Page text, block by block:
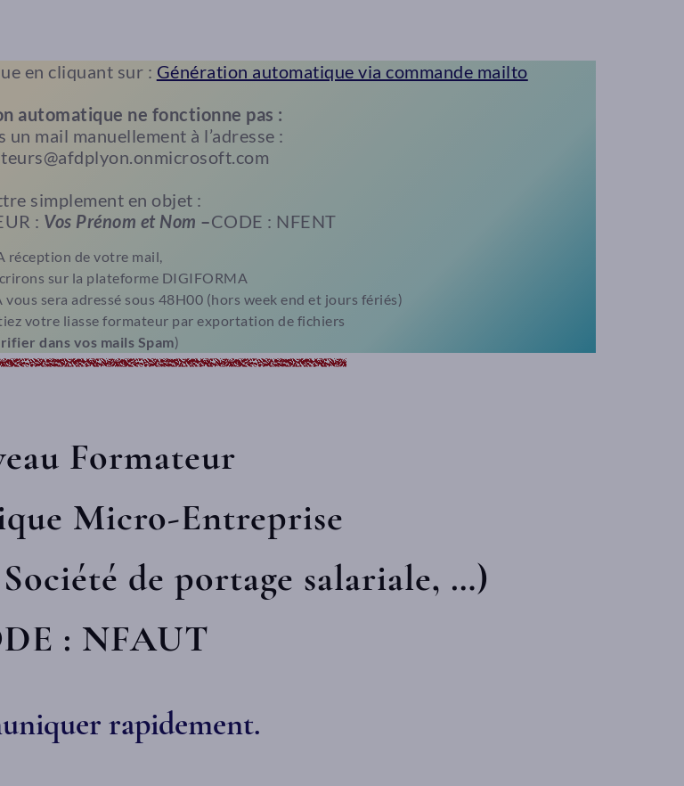
en cliquant sur : Génération automatique via commande mailto
automatique ne fonctionne pas :
un mail manuellement à l’adresse :
simplement en objet :
: Vos Prénom et Nom –CODE : NFENT
réception de votre mail,
sur la plateforme DIGIFORMA
sera adressé sous 48H00 (hors week end et jours fériés)
votre liasse formateur par exportation de fichiers
dans vos mails Spam)
Formateur
Micro-Entreprise
de portage salariale, …)
: NFAUT
rapidement.